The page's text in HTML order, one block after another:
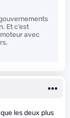
Et c’est
moteur avec
les deux plus